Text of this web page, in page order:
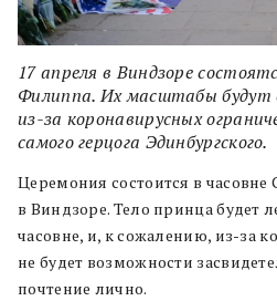
17 апреля в Виндзоре
Филиппа. Их масштабы будут
из-за коронавирусных
самого герцога Эдинбургского.
Церемония состоится в часовне
в Виндзоре. Тело принца будет
часовне, и, к сожалению, из-за
не будет возможности
почтение лично.